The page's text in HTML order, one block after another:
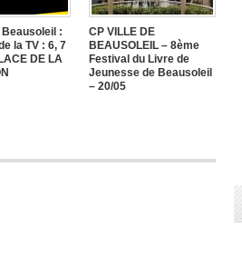
:
la TV : 6, 7
DE LA
CP VILLE DE
BEAUSOLEIL – 8ème
Festival du Livre de
Jeunesse de Beausoleil
– 20/05